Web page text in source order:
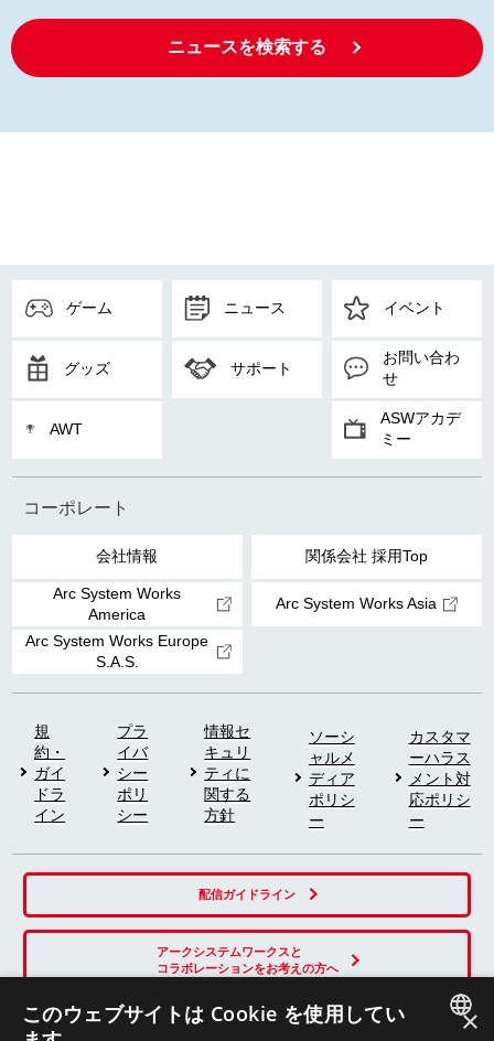
ニュースを検索する
ゲーム ニュース イベント
グッズ サポート
お問い合わ
せ
AWT
ASWアカデ
ミー
コーポレート
会社情報 関係会社 採用Top
Arc System Works
America
Arc System Works Asia
Arc System Works Europe
S.A.S.
規
約・
ガイ
ドラ
イン
プラ
イバ
シー
ポリ
シー
情報セ
キュリ
ティに
関する
方針
ソーシ
ャルメ
ディア
ポリシ
ー
カスタマ
ーハラス
メント対
応ポリシ
ー
配信ガイドライン
アークシステムワークスと
コラボレーションをお考えの方へ
×
このウェブサイトは Cookie を使用してい